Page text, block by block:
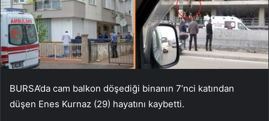
BURSA’da cam balkon döşediği binanın 7’nci katından
düşen Enes Kurnaz (29) hayatını kaybetti.